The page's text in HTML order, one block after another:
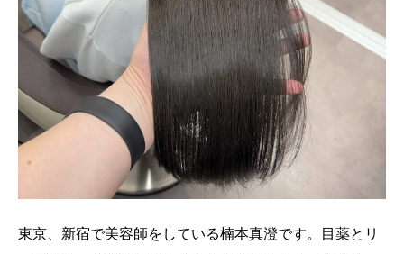
東京、新宿で美容師をしている楠本真澄です。目薬とリ